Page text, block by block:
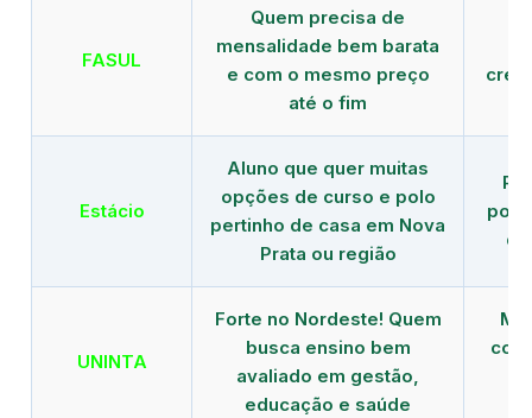
FASUL
Quem precisa de
mensalidade bem barata
e com o mesmo preço
até o fim
Estácio
Aluno que quer muitas
opções de curso e polo
pertinho de casa em Nova
Prata ou região
UNINTA
Forte no Nordeste! Quem
busca ensino bem
avaliado em gestão,
educação e saúde